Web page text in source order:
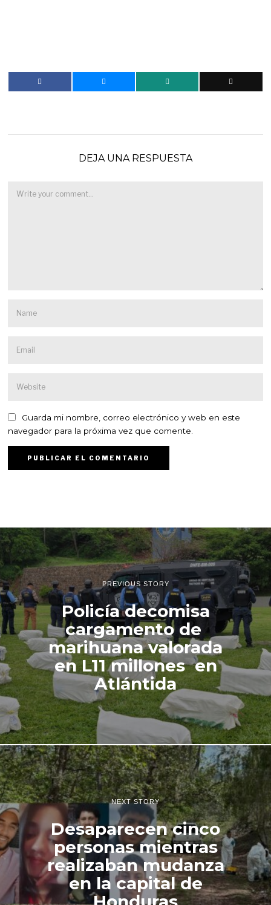
DEJA UNA RESPUESTA
Guarda mi nombre, correo electrónico y web en este
navegador para la próxima vez que comente.
PREVIOUS STORY
Policía decomisa
cargamento de
marihuana valorada
en L11 millones en
Atlántida
NEXT STORY
Desaparecen cinco
personas mientras
realizaban mudanza
en la capital de